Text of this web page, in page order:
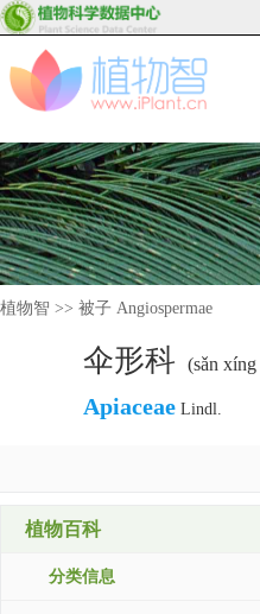
植物智 >> 被子 Angiospermae
伞形科 (sǎn
Apiaceae Lindl.
植物百科
分类信息